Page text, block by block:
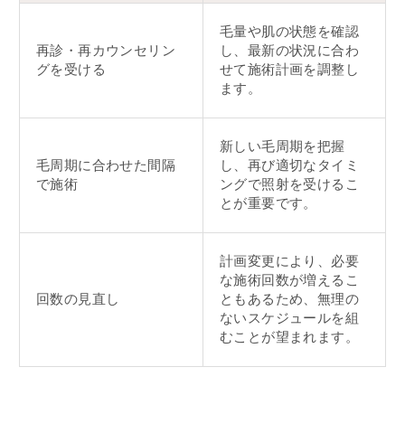
再診・再カウンセリン
グを受ける
毛量や肌の状態を確認
し、最新の状況に合わ
せて施術計画を調整し
ます。
毛周期に合わせた間隔
で施術
新しい毛周期を把握
し、再び適切なタイミ
ングで照射を受けるこ
とが重要です。
回数の見直し
計画変更により、必要
な施術回数が増えるこ
ともあるため、無理の
ないスケジュールを組
むことが望まれます。